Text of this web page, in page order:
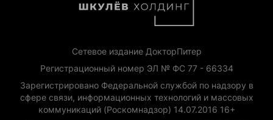
Сетевое издание ДокторПитер
Регистрационный номер ЭЛ № ФС 77 - 66334
Зарегистрировано Федеральной службой по надзору в
сфере связи, информационных технологий и массовых
коммуникаций (Роскомнадзор) 14.07.2016 16+